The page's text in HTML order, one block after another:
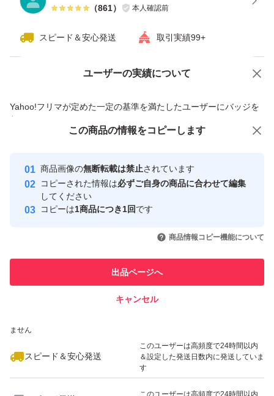
（861） 本人確認前
スピード＆安心発送 取引実績99+
ユーザーの実績について
Yahoo!フリマが定めた一定の基準を満たしたユーザーにバッジを
付与しています
安心取引出品者
心・安全なユーザーです
取引実績
引を完了させた実績があります
での取引実績があります
ません
スピード＆安心発送
このユーザーは高頻度で24時間以内
＆設定した発送日数内に発送していま
す
このユーザーは高頻度で24時間以内
価格の相談 商品への質問
この商品の情報をコピーします
商品画像の無断転載は禁止されています
コピーされた情報は必ずご自身の商品に合わせて編集
してください
コピーは1商品につき1回です
商品情報コピー機能について
出品ページへ
キャンセル
この商品をみている人にオススメ